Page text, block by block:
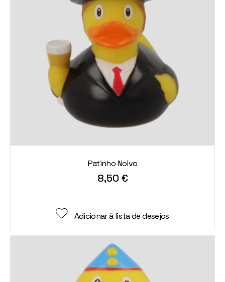
Patinho Noivo
8,50 €
Adicionar à lista de desejos